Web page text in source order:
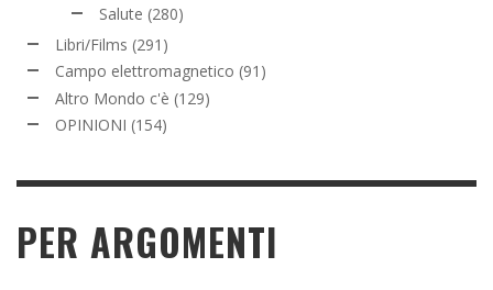
Salute (280)
Libri/Films (291)
Campo elettromagnetico (91)
Altro Mondo c'è (129)
OPINIONI (154)
PER ARGOMENTI